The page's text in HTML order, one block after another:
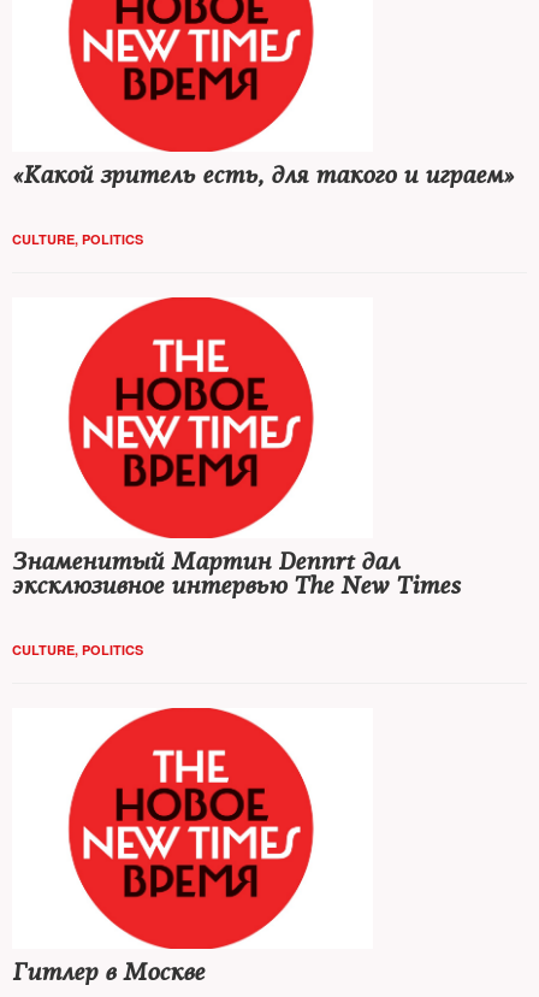
«Какой зритель есть, для такого и играем»
CULTURE, POLITICS
Знаменитый Мартин Dennrt дал
эксклюзивное интервью The New Times
CULTURE, POLITICS
Гитлер в Москве